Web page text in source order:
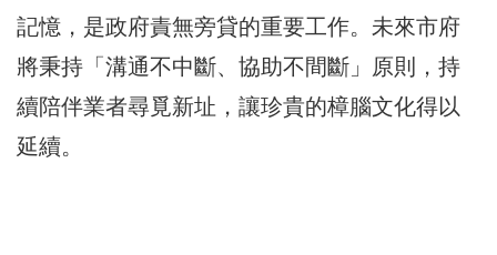
記憶，是政府責無旁貸的重要工作。未來市府
將秉持「溝通不中斷、協助不間斷」原則，持
續陪伴業者尋覓新址，讓珍貴的樟腦文化得以
延續。